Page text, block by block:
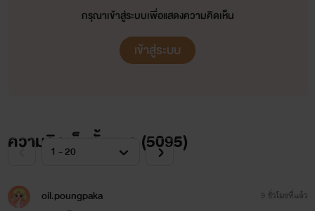
กรุณาเข้าสู่ระบบเพื่อแสดงความคิดเห็น
เข้าสู่ระบบ
ความคิดเห็นทั้งหมด (5095)
oil.poungpaka 9 ชั่วโมงที่แล้ว